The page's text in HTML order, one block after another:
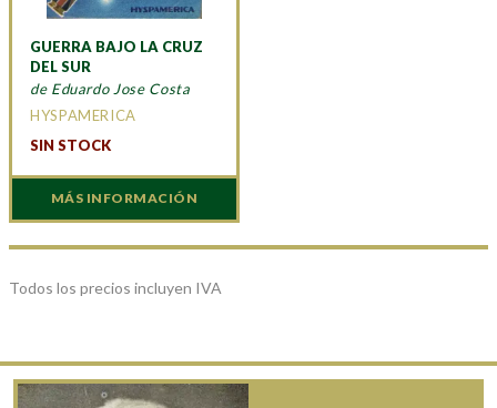
GUERRA BAJO LA CRUZ
DEL SUR
de Eduardo Jose Costa
HYSPAMERICA
SIN STOCK
MÁS INFORMACIÓN
Todos los precios incluyen IVA